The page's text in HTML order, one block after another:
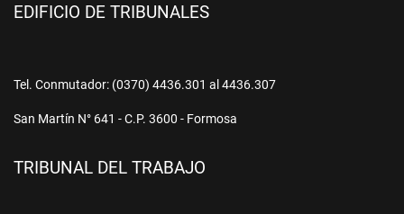
EDIFICIO DE TRIBUNALES
Tel. Conmutador: (0370) 4436.301 al 4436.307
San Martín N° 641 - C.P. 3600 - Formosa
TRIBUNAL DEL TRABAJO